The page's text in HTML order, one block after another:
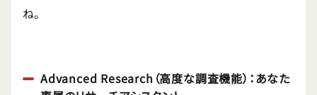
ね。
Advanced Research（高度な調査機能）：あなた